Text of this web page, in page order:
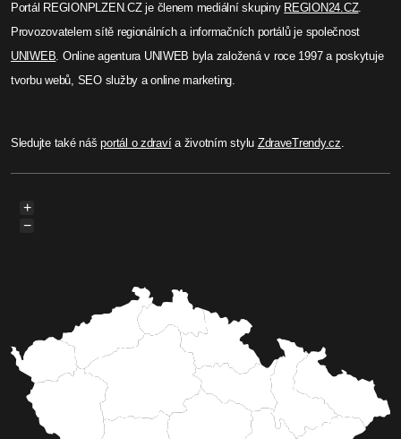
Portál REGIONPLZEN.CZ je členem mediální skupiny REGION24.CZ.
Provozovatelem sítě regionálních a informačních portálů je společnost
UNIWEB. Online agentura UNIWEB byla založená v roce 1997 a poskytuje
tvorbu webů, SEO služby a online marketing.
Sledujte také nášportál o zdravía životním stylu ZdraveTrendy.cz.
+
−